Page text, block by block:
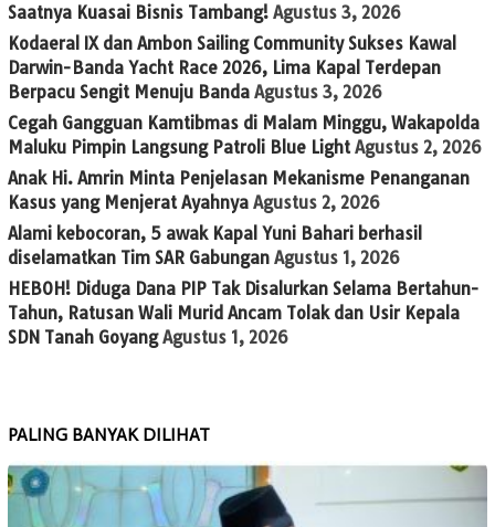
Saatnya Kuasai Bisnis Tambang! Agustus 3, 2026
Kodaeral IX dan Ambon Sailing Community Sukses Kawal
Darwin-Banda Yacht Race 2026, Lima Kapal Terdepan
Berpacu Sengit Menuju Banda Agustus 3, 2026
Cegah Gangguan Kamtibmas di Malam Minggu, Wakapolda
Maluku Pimpin Langsung Patroli Blue Light Agustus 2, 2026
Anak Hi. Amrin Minta Penjelasan Mekanisme Penanganan
Kasus yang Menjerat Ayahnya Agustus 2, 2026
Alami kebocoran, 5 awak Kapal Yuni Bahari berhasil
diselamatkan Tim SAR Gabungan Agustus 1, 2026
HEBOH! Diduga Dana PIP Tak Disalurkan Selama Bertahun-
Tahun, Ratusan Wali Murid Ancam Tolak dan Usir Kepala
SDN Tanah Goyang Agustus 1, 2026
PALING BANYAK DILIHAT